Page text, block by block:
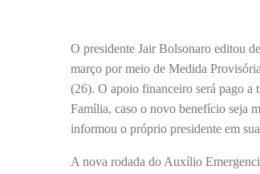
O presidente Jair Bolsonaro editou
março por meio de Medida
(26). O apoio financeiro será pago a
Família, caso o novo benefício seja
informou o próprio presidente em
A nova rodada do Auxílio